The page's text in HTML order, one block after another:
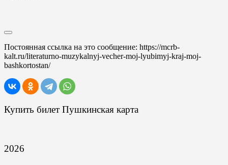
Постоянная ссылка на это сообщение: https://mcrb-
kalt.ru/literaturno-muzykalnyj-vecher-moj-lyubimyj-kraj-moj-
bashkortostan/
Купить билет Пушкинская карта
2026